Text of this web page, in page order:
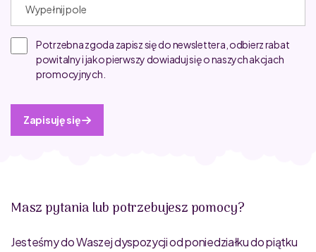
Potrzebna zgoda zapisz się do newslettera, odbierz rabat
powitalny i jako pierwszy dowiaduj się o naszych akcjach
promocyjnych.
Zapisuję się
Masz pytania lub potrzebujesz pomocy?
Jesteśmy do Waszej dyspozycji od poniedziałku do piątku